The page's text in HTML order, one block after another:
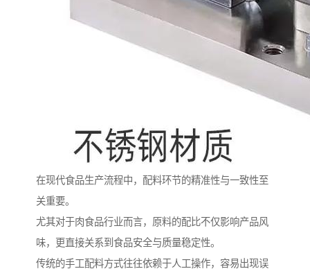
在现代食品生产流程中，配料环节的精准性与一致性至
关重要。
尤其对于肉食品行业而言，原料的配比不仅影响产品风
味，更直接关系到食品安全与质量稳定性。
传统的手工配料方式往往依赖于人工操作，容易出现误